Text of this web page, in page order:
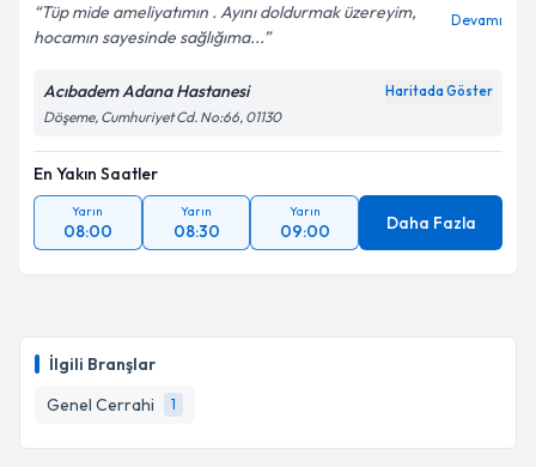
İlgili Branşlar
Genel Cerrahi
1
Tüp mide ameliyatımın . Ayını doldurmak üzereyim,
hocamın sayesinde sağlığıma...
Devamı
Acıbadem Adana Hastanesi Haritada Göster
Döşeme, Cumhuriyet Cd. No:66, 01130
En Yakın Saatler
Yarın
08:00
Yarın
08:30
Yarın
09:00 Daha Fazla